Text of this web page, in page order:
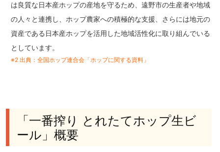
は良質な日本産ホップの産地を守るため、遠野市の生産者や地域
の人々と連携し、ホップ農家への積極的な支援、さらには地元の
資産である日本産ホップを活用した地域活性化に取り組んでいる
としています。
※2 出典：全国ホップ連合会「ホップに関する資料」
「一番搾り とれたてホップ生ビ
ール」概要